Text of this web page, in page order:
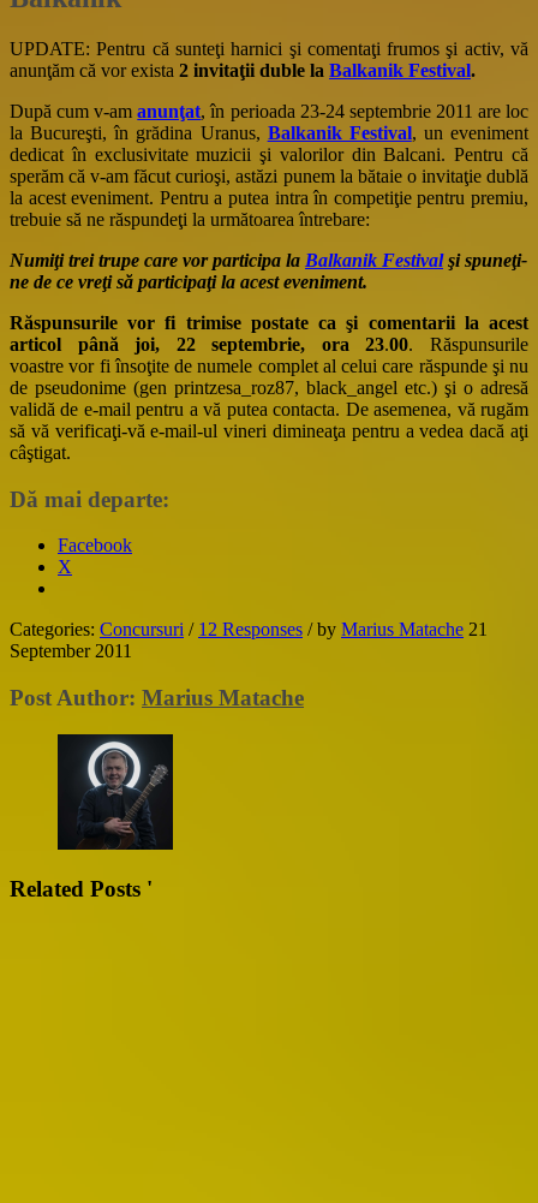
UPDATE: Pentru că sunteţi harnici şi comentaţi frumos şi activ, vă
anunţăm că vor exista 2 invitaţii duble la Balkanik Festival.
După cum v-amanunţat, în perioada 23-24 septembrie 2011 are loc
la Bucureşti, în grădina Uranus, Balkanik Festival, un eveniment
dedicat în exclusivitate muzicii şi valorilor din Balcani. Pentru că
sperăm că v-am făcut curioşi, astăzi punem la bătaie o invitaţie dublă
la acest eveniment. Pentru a putea intra în competiţie pentru premiu,
trebuie să ne răspundeţi la următoarea întrebare:
Numiţi trei trupe care vor participa la Balkanik Festivalşi spuneţi-
ne de ce vreţi să participaţi la acest eveniment.
Răspunsurile vor fi trimise postate ca şi comentarii la acest
articol până joi, 22 septembrie, ora 23.00. Răspunsurile
voastre vor fi însoţite de numele complet al celui care răspunde şi nu
de pseudonime (gen printzesa_roz87, black_angel etc.) şi o adresă
validă de e-mail pentru a vă putea contacta. De asemenea, vă rugăm
să vă verificaţi-vă e-mail-ul vineri dimineaţa pentru a vedea dacă aţi
câştigat.
Dă mai departe:
Facebook
X
Categories: Concursuri / 12 Responses /by Marius Matache 21
September 2011
Post Author: Marius Matache
Related Posts '